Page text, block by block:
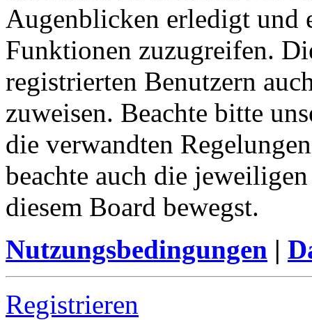
Augenblicken erledigt und
Funktionen zuzugreifen.
registrierten Benutzern
zuweisen. Beachte bitte
die verwandten
beachte auch die
diesem Board bewegst.
Nutzungsbedingungen |
Registrieren